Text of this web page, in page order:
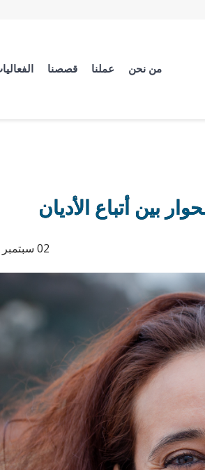
من نحن عملنا قصصنا
بين أتباع الأديان
02 سبتمبر 2020